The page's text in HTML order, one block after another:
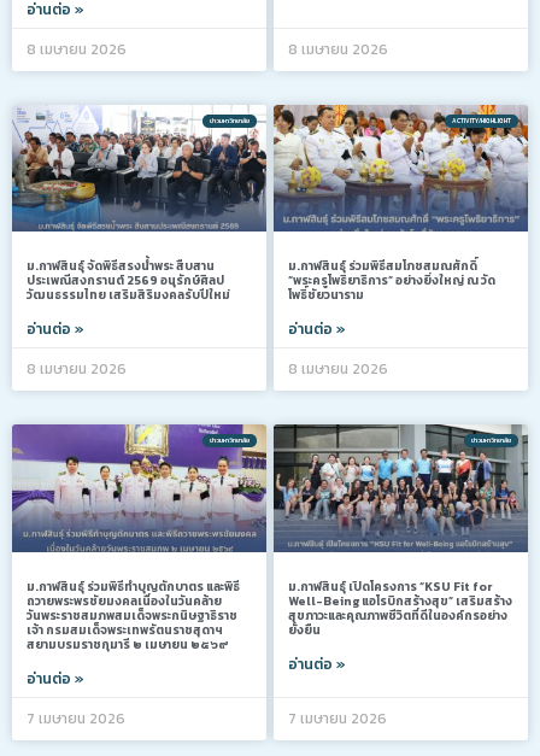
อ่านต่อ »
8 เมษายน 2026
8 เมษายน 2026
ข่าวมหาวิทยาลัย
ม.กาฬสินธุ์ จัดพิธีสรงน้ำพระ สืบสาน
ประเพณีสงกรานต์ 2569 อนุรักษ์ศิลป
วัฒนธรรมไทย เสริมสิริมงคลรับปีใหม่
อ่านต่อ »
8 เมษายน 2026
ACTIVITY/HIGHLIGHT
ม.กาฬสินธุ์ ร่วมพิธีสมโภชสมณศักดิ์
“พระครูโพธิยาธิการ” อย่างยิ่งใหญ่ ณ วัด
โพธิ์ชัยวนาราม
อ่านต่อ »
8 เมษายน 2026
ข่าวมหาวิทยาลัย
ม.กาฬสินธุ์ ร่วมพิธีทำบุญตักบาตร และพิธี
ถวายพระพรชัยมงคลเนื่องในวันคล้าย
วันพระราชสมภพสมเด็จพระกนิษฐาธิราช
เจ้า กรมสมเด็จพระเทพรัตนราชสุดาฯ
สยามบรมราชกุมารี ๒ เมษายน ๒๕๖๙
อ่านต่อ »
7 เมษายน 2026
ข่าวมหาวิทยาลัย
ม.กาฬสินธุ์ เปิดโครงการ “KSU Fit for
Well-Being แอโรบิกสร้างสุข” เสริมสร้าง
สุขภาวะและคุณภาพชีวิตที่ดีในองค์กรอย่าง
ยั่งยืน
อ่านต่อ »
7 เมษายน 2026